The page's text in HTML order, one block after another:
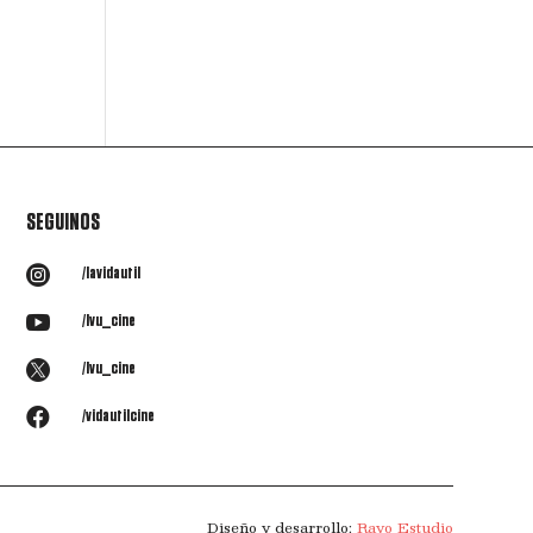
SEGUINOS
 /lavidautil
 /lvu_cine
 /lvu_cine
 /vidautilcine
Diseño y desarrollo: Rayo Estudio